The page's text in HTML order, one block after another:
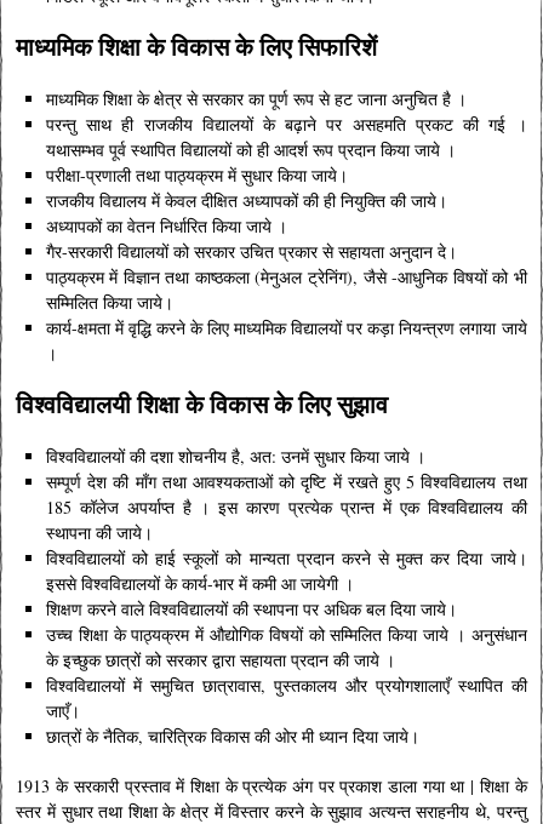
माध्यमिक शिक्षा के विकास के लिए सिफारिशें
माध्यमिक शिक्षा के क्षेत्र से सरकार का पूर्ण रूप से हट जाना अनुचित है ।
परन्तु साथ ही राजकीय विद्यालयों के बढ़ाने पर असहमति प्रकट की गई ।
यथासम्भव पूर्व स्थापित विद्यालयों को ही आदर्श रूप प्रदान किया जाये ।
परीक्षा-प्रणाली तथा पाठ्यक्रम में सुधार किया जाये।
राजकीय विद्यालय में केवल दीक्षित अध्यापकों की ही नियुक्ति की जाये।
अध्यापकों का वेतन निर्धारित किया जाये ।
गैर-सरकारी विद्यालयों को सरकार उचित प्रकार से सहायता अनुदान दे।
पाठ्यक्रम में विज्ञान तथा काष्ठकला (मेनुअल ट्रेनिंग), जैसे -आधुनिक विषयों को भी
सम्मिलित किया जाये।
कार्य-क्षमता में वृद्धि करने के लिए माध्यमिक विद्यालयों पर कड़ा नियन्त्रण लगाया जाये
।
विश्वविद्यालयी शिक्षा के विकास के लिए सुझाव
विश्वविद्यालयों की दशा शोचनीय है, अत: उनमें सुधार किया जाये ।
सम्पूर्ण देश की माँग तथा आवश्यकताओं को दृष्टि में रखते हुए 5 विश्वविद्यालय तथा
185 कॉलेज अपर्याप्त है । इस कारण प्रत्येक प्रान्त में एक विश्वविद्यालय की
स्थापना की जाये।
विश्वविद्यालयों को हाई स्कूलों को मान्यता प्रदान करने से मुक्त कर दिया जाये।
इससे विश्वविद्यालयों के कार्य-भार में कमी आ जायेगी ।
शिक्षण करने वाले विश्वविद्यालयों की स्थापना पर अधिक बल दिया जाये।
उच्च शिक्षा के पाठ्यक्रम में औद्योगिक विषयों को सम्मिलित किया जाये । अनुसंधान
के इच्छुक छात्रों को सरकार द्वारा सहायता प्रदान की जाये ।
विश्वविद्यालयों में समुचित छात्रावास, पुस्तकालय और प्रयोगशालाएँ स्थापित की
जाएँ।
छात्रों के नैतिक, चारित्रिक विकास की ओर मी ध्यान दिया जाये।
1913 के सरकारी प्रस्ताव में शिक्षा के प्रत्येक अंग पर प्रकाश डाला गया था | शिक्षा के
स्तर में सुधार तथा शिक्षा के क्षेत्र में विस्तार करने के सुझाव अत्यन्त सराहनीय थे, परन्तु